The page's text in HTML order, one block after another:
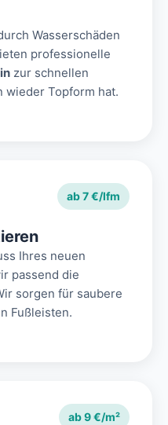
Wasserschäden
professionelle
zur schnellen
wieder Topform hat.
ab 7 €/lfm
Ihres neuen
passend die
sorgen für saubere
Fußleisten.
ab 9 €/m²